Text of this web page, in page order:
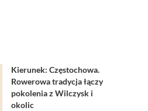
Kierunek: Częstochowa.
Rowerowa tradycja łączy
pokolenia z Wilczysk i
okolic